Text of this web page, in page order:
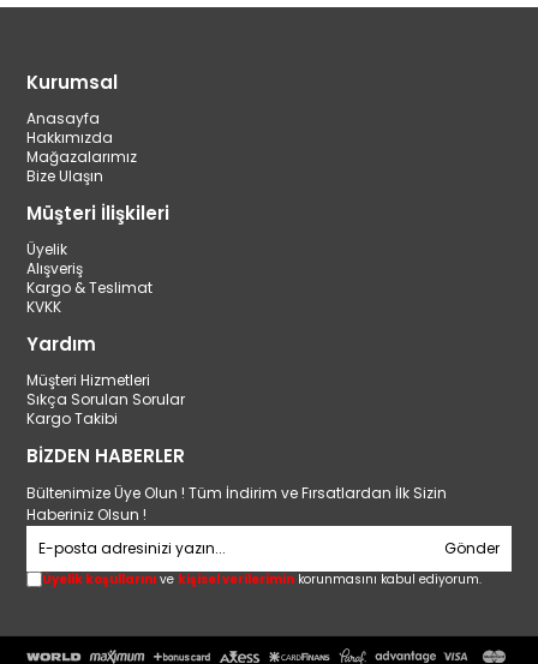
Kurumsal
Anasayfa
Hakkımızda
Mağazalarımız
Bize Ulaşın
Müşteri İlişkileri
Üyelik
Alışveriş
Kargo & Teslimat
KVKK
Yardım
Müşteri Hizmetleri
Sıkça Sorulan Sorular
Kargo Takibi
BİZDEN HABERLER
Bültenimize Üye Olun ! Tüm İndirim ve Fırsatlardan İlk Sizin
Haberiniz Olsun !
Gönder
Üyelik koşullarını ve kişisel verilerimin korunmasını kabul ediyorum.